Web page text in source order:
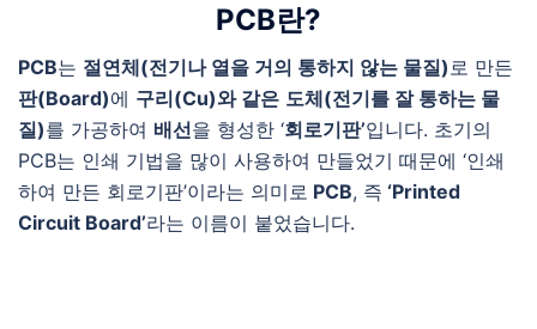
PCB란?
PCB는 절연체(전기나 열을 거의 통하지 않는 물질) 로 만든
판(Board)에 구리(Cu)와 같은 도체(전기를 잘 통하는 물
질)를 가공하여 배선을 형성한 ‘회로기판’입니다. 초기의
PCB는 인쇄 기법을 많이 사용하여 만들었기 때문에 ‘인쇄
하여 만든 회로기판’이라는 의미로 PCB, 즉 ‘Printed
Circuit Board’라는 이름이 붙었습니다.